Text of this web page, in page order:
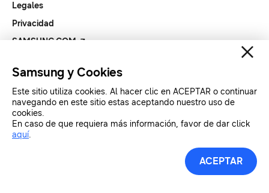
Legales
Privacidad
SAMSUNG.COM
Copyright© SAMSUNG All Rights Reserved.
Samsung y Cookies
Este sitio utiliza cookies. Al hacer clic en ACEPTAR o continuar
navegando en este sitio estas aceptando nuestro uso de
cookies.
En caso de que requiera más información, favor de dar click
aquí.
ACEPTAR